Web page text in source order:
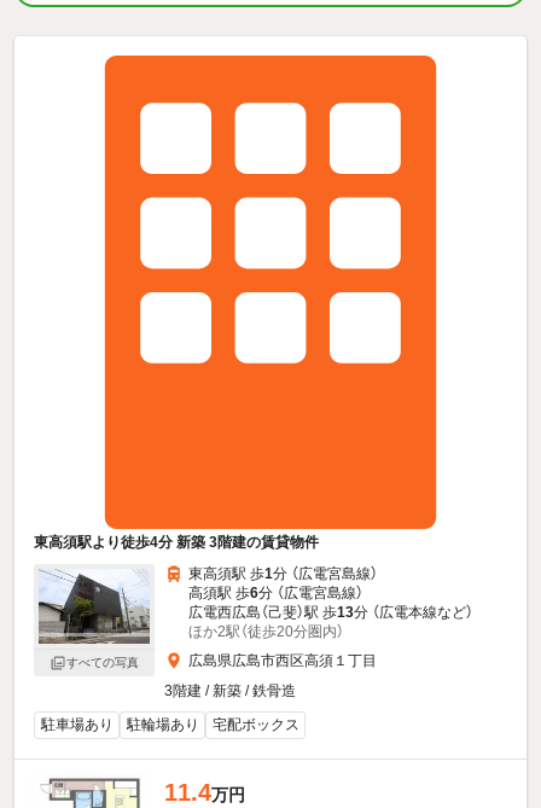
東高須駅より徒歩4分 新築 3階建の賃貸物件
すべての写真
東高須駅 歩1分 （広電宮島線）
高須駅 歩6分 （広電宮島線）
広電西広島（己斐）駅 歩13分 （広電本線など）
ほか2駅（徒歩20分圏内）
広島県広島市西区高須１丁目
3階建 / 新築 / 鉄骨造
駐車場あり
駐輪場あり 宅配ボックス
11.4万円